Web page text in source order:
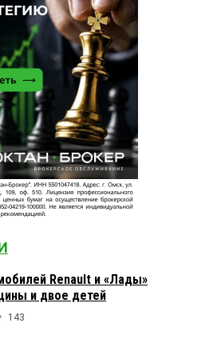
Renault и «Лады»
и двое детей
143